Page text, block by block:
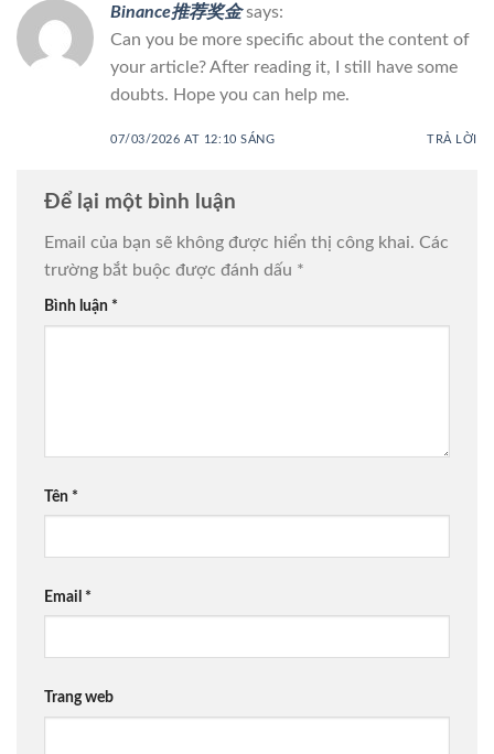
Binance推荐奖金 says:
Can you be more specific about the content of
your article? After reading it, I still have some
doubts. Hope you can help me.
07/03/2026 AT 12:10 SÁNG TRẢ LỜI
Để lại một bình luận
Email của bạn sẽ không được hiển thị công khai. Các
trường bắt buộc được đánh dấu *
Bình luận *
Tên *
Email *
Trang web